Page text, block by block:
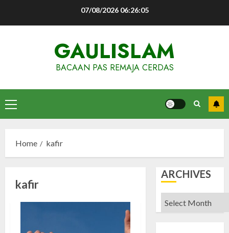
07/08/2026 06:26:06
GAULISLAM
BACAAN PAS REMAJA CERDAS
Primary
Menu
Home kafir
kafir
ARCHIVES
Archives